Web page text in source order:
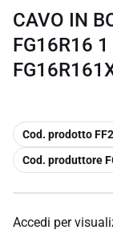
CAVO IN
FG16R16
copia
Cod. prodotto
copia
Cod. produttore
Accedi per